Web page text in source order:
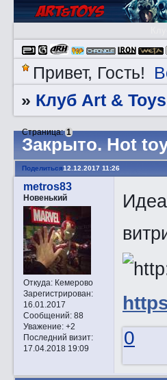
Привет, Гость!
» Клуб Art & Toys
Закрытo. Hot
Страница:1
Поделиться12.12.2017 11:26
metros83
Новенький
Откуда:Кемерово
Зарегистрирован:
16.01.2017
Сообщений:88
Уважение: +2
Последний визит:
17.04.2018 19:09
0